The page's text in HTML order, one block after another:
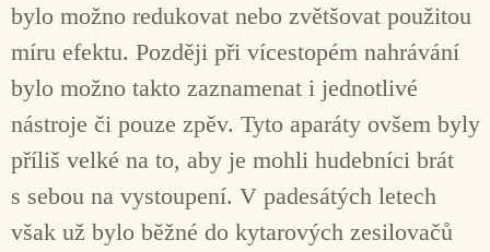
bylo možno redukovat nebo zvětšovat použitou
míru efektu. Později při vícestopém nahrávání
bylo možno takto zaznamenat i jednotlivé
nástroje či pouze zpěv. Tyto aparáty ovšem byly
příliš velké na to, aby je mohli hudebníci brát
s sebou na vystoupení. V padesátých letech
však už bylo běžné do kytarových zesilovačů